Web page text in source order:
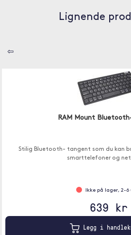
Lignende
⇦
RAM Mount
Stilig Bluetooth- tangent som du kan
smarttelefoner og
Ikke på lager, 2-6
639 kr
Legg i